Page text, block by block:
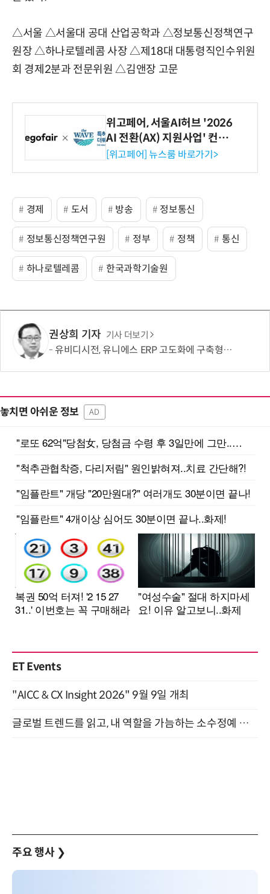
△서울 △서울대 공대 산업공학과 △정보통신정책연구
원장 △하나로텔레콤 사장 △제18대 대통령직인수위원
회 경제2분과 전문위원 △김앤장 고문
위고페어, 서울AI허브 '2026
AI 전환(AX) 지원사업' 컨소
시엄 선정
[위고페어] 뉴스룸 바로가기>
경제 도서 방송 정보통신
정보통신정책연구원 정부 정책 통신
하나로텔레콤 한국과학기술원
권상희 기자 기사 더보기
유비디시전, 유니에스 ERP 고도화에 구축형 전자서명 공급…보안·비용효율 동시 강화
놓치면 아쉬운 정보 AD
ET Events
"AICC & CX Insight 2026" 9월 9일 개최
글로벌 트렌드를 읽고, 내 역할을 가늠하는 소수정예 실습 워크숍 (8/28)
주요 행사 ❯